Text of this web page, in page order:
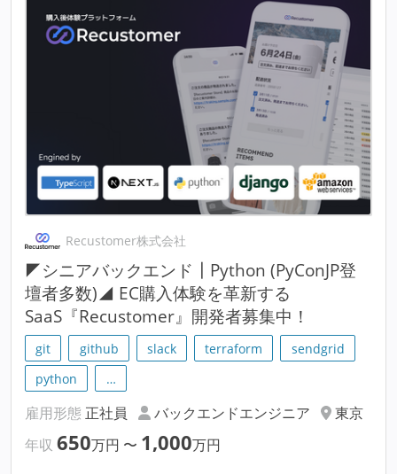
Recustomer株式会社
◤シニアバックエンド┃Python (PyConJP登
壇者多数)◢ EC購入体験を革新する
SaaS『Recustomer』開発者募集中！
git github slack terraform
sendgrid
python
…
雇用形態 正社員 バックエンドエンジニア
東京
年収 650万円 〜 1,000万円